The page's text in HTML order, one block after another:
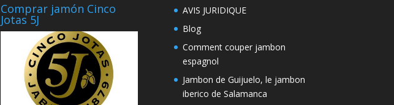
Comprar jamón Cinco
Jotas 5J
AVIS JURIDIQUE
Blog
Comment couper jambon
espagnol
Jambon de Guijuelo, le jambon
iberico de Salamanca